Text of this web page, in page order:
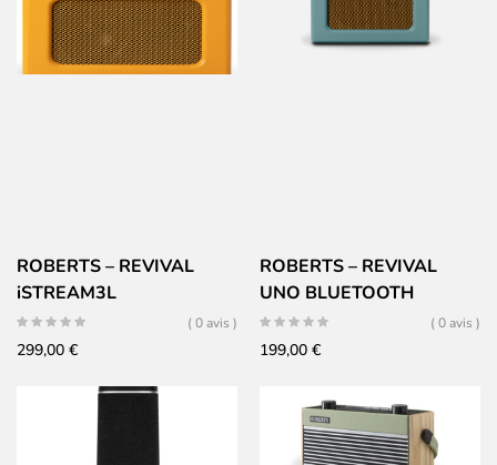
ROBERTS – REVIVAL
iSTREAM3L
( 0 avis )
299,00 €
ROBERTS – REVIVAL
UNO BLUETOOTH
( 0 avis )
199,00 €